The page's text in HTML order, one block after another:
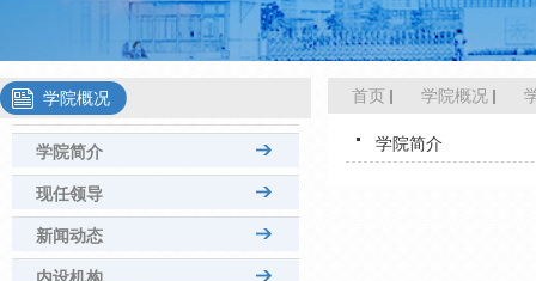
学院概况
学院简介
现任领导
新闻动态
首页 学院概况
学院简介